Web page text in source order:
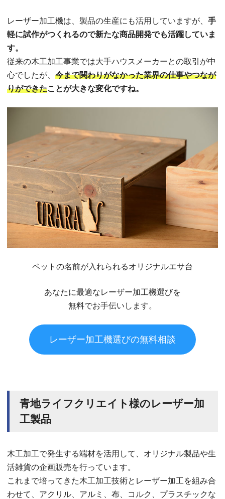
レーザー加工機は、製品の生産にも活用していますが、 手
軽に試作がつくれるので新たな商品開発でも活躍していま
す。
従来の木工加工事業では大手ハウスメーカーとの取引が中
心でしたが、 今まで関わりがなかった業界の仕事やつなが
りができたことが大きな変化ですね。
ペットの名前が入れられるオリジナルエサ台
あなたに最適なレーザー加工機選びを
無料でお手伝いします。
レーザー加工機選びの無料相談
青地ライフクリエイト様のレーザー加
工製品
木工加工で発生する端材を活用して、オリジナル製品や生
活雑貨の企画販売を行っています。
これまで培ってきた木工加工技術とレーザー加工を組み合
わせて、アクリル、アルミ、布、コルク、プラスチックな